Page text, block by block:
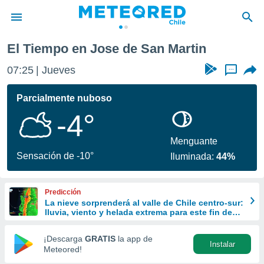
de
por
se
calidad.
a este
las
y
forma
digital
basada
El Tiempo en Jose de San Martin
07:25 Jueves ...
Parcialmente nuboso
-4°
Sensación de -10°
Menguante
Iluminada:44%
Predicción
La nieve sorprenderá al valle de Chile centro-sur:
lluvia, viento y helada extrema para este fin de
¡Descarga GRATIS la app de
Meteored!
Instalar